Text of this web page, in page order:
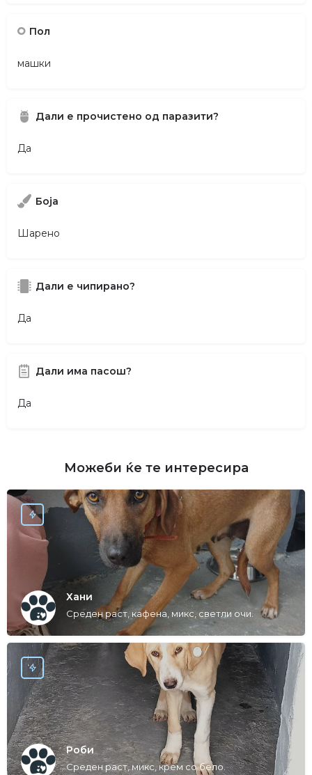
Пол
машки
Дали е прочистено од паразити?
Да
Боја
Шарено
Дали е чипирано?
Да
Дали има пасош?
Да
Можеби ќе те интересира
Хани
Среден раст, кафена, микс, светли очи.
Роби
Среден раст, микс, крем со бело.